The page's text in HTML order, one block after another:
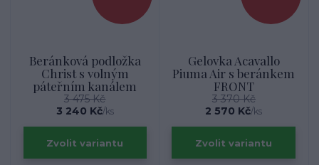
Beránková podložka
Christ s volným
páteřním kanálem
3 475 Kč
3 240 Kč/ks
Zvolit variantu
Gelovka Acavallo
Piuma Air s beránkem
FRONT
3 370 Kč
2 570 Kč/ks
Zvolit variantu